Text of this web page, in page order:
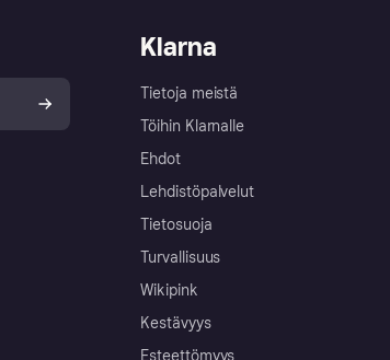
Klarna
Tietoja meistä
Töihin Klarnalle
Ehdot
Lehdistöpalvelut
Tietosuoja
Turvallisuus
Wikipink
Kestävyys
Esteettömyys